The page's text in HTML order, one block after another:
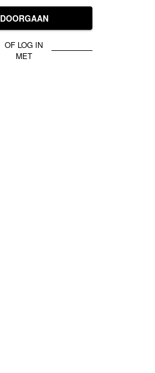
DOORGAAN
OF LOG IN
MET